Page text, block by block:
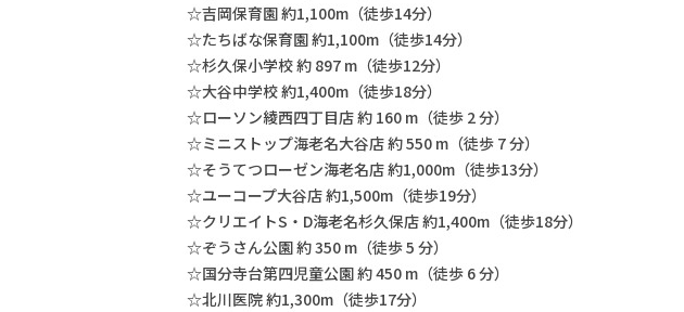
☆吉岡保育園 約1,100m（徒歩14分）
☆たちばな保育園 約1,100m（徒歩14分）
☆杉久保小学校 約 897 m（徒歩12分）
☆大谷中学校 約1,400m（徒歩18分）
☆ローソン綾西四丁目店 約 160 m（徒歩 2 分）
☆ミニストップ海老名大谷店 約 550 m（徒歩 7 分）
☆そうてつローゼン海老名店 約1,000m（徒歩13分）
☆ユーコープ大谷店 約1,500m（徒歩19分）
☆クリエイトS・D海老名杉久保店 約1,400m（徒歩18分）
☆ぞうさん公園 約 350 m（徒歩 5 分）
☆国分寺台第四児童公園 約 450 m（徒歩 6 分）
☆北川医院 約1,300m（徒歩17分）